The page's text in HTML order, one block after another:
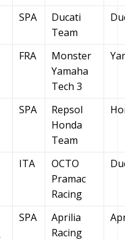
SPA
Ducati
Team
FRA
Monster
Yamaha
Tech 3
SPA
Repsol
Honda
Team
ITA
OCTO
Pramac
Racing
SPA
Aprilia
Racing